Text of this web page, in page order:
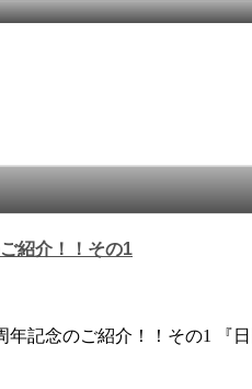
紹介！！その1
念のご紹介！！その1 『